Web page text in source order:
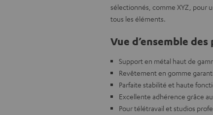
sélectionnés, comme XYZ, pour
tous les éléments.
Vue d’ensemble
Support en métal haut de
Revêtement en gomme
Parfaite stabilité et haute
Excellente adhérence grâce
Pour télétravail et studios